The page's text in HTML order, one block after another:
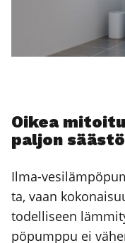
Oikea
pal­jon
Ilma-
ta, vaan
todel­li­seen
pö­pump­pu ei